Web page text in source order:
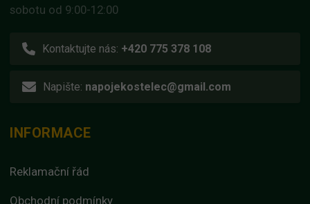
sobotu od 9:00-12:00
Kontaktujte nás: +420 775 378 108
Napište: napojekostelec@gmail.com
INFORMACE
Reklamační řád
Obchodní podmínky